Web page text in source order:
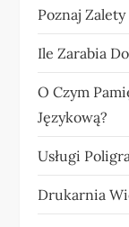
Poznaj Zalety
Ile Zarabia
O Czym
Językową?
Usługi
Drukarnia